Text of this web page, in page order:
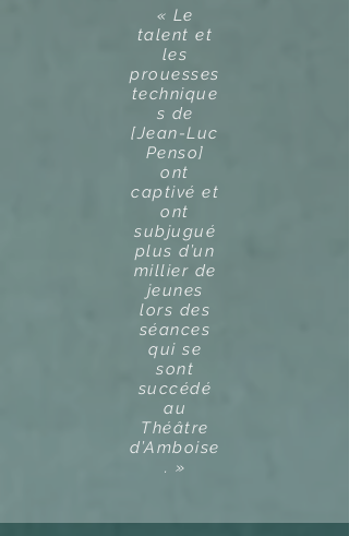
« Le
talent et
les
prouesses
technique
s de
[Jean-Luc
Penso]
ont
captivé et
ont
subjugué
plus d’un
millier de
jeunes
lors des
séances
qui se
sont
succédé
au
Théâtre
d’Amboise
. »